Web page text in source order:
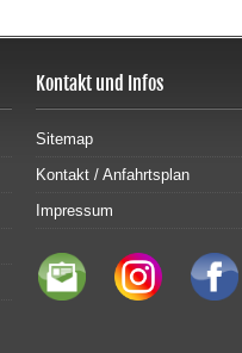
Kontakt und Infos
Sitemap
Kontakt / Anfahrtsplan
Impressum